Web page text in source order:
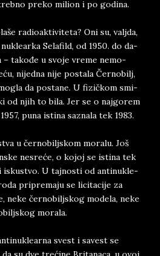
pre­ko mi­li­on i po go­di­na.
ra­di­o­ak­ti­vi­te­ta? Oni su, va­ljda,
Se­la­fi­ld, od 1950. do da­
– takođe u svo­je vre­me ne­mo­
ni­jed­na nije po­sta­la Černo­bilj,
da po­sta­ne. U fizičkom smi­
od njih to bila. Jer se o naj­go­rem
puna isti­na sa­zna­la tek 1983.
u černo­biljskom mo­ra­lu. Još
ne­sreće, o ko­joj se isti­na tek
i is­ku­stvo. U taj­no­sti od an­ti­nu­kle­
pri­pre­ma­ju se li­ci­ta­ci­je za
neke čer­no­biljs­kog mo­de­la, neke
mo­ra­la.
svest i sa­vest se